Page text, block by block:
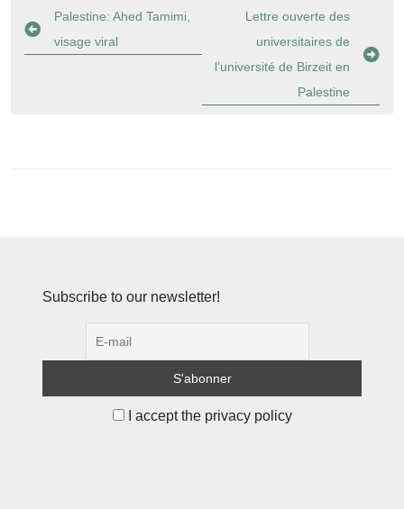
Navigation
de
Palestine: Ahed Tamimi,
visage viral
Lettre ouverte des
universitaires de
l’université de Birzeit en
Palestine
Subscribe to our newsletter!
I accept the privacy policy